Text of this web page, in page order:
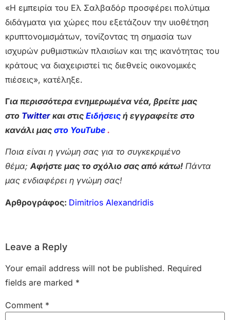
«Η εμπειρία του Ελ Σαλβαδόρ προσφέρει πολύτιμα
διδάγματα για χώρες που εξετάζουν την υιοθέτηση
κρυπτονομισμάτων, τονίζοντας τη σημασία των
ισχυρών ρυθμιστικών πλαισίων και της ικανότητας του
κράτους να διαχειριστεί τις διεθνείς οικονομικές
πιέσεις», κατέληξε.
Για περισσότερα ενημερωμένα νέα, βρείτε μας
στο Twitter και στις Ειδήσεις ή εγγραφείτε στο
κανάλι μας στο YouTube .
Ποια είναι η γνώμη σας για το συγκεκριμένο
θέμα;Αφήστε μας το σχόλιο σας από κάτω! Πάντα
μας ενδιαφέρει η γνώμη σας!
Αρθρογράφος: Dimitrios Alexandridis
Leave a Reply
Your email address will not be published. Required
fields are marked *
Comment *